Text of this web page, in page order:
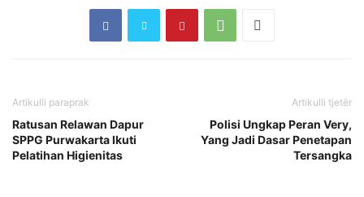
Artikulli paraprak
Ratusan Relawan Dapur
SPPG Purwakarta Ikuti
Pelatihan Higienitas
Artikulli tjetër
Polisi Ungkap Peran Very,
Yang Jadi Dasar Penetapan
Tersangka